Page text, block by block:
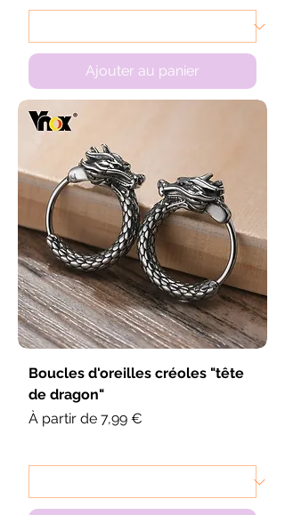
Ajouter au panier
Boucles d'oreilles créoles "tête
de dragon"
À partir de 7,99 €
Prix promotionnel